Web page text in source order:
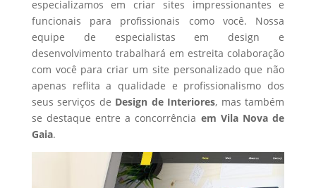
especializamos em criar sites impressionantes e
funcionais para profissionais como você. Nossa
equipe de especialistas em design e
desenvolvimento trabalhará em estreita colaboração
com você para criar um site personalizado que não
apenas reflita a qualidade e profissionalismo dos
seus serviços de Design de Interiores, mas também
se destaque entre a concorrência em Vila Nova de
Gaia.